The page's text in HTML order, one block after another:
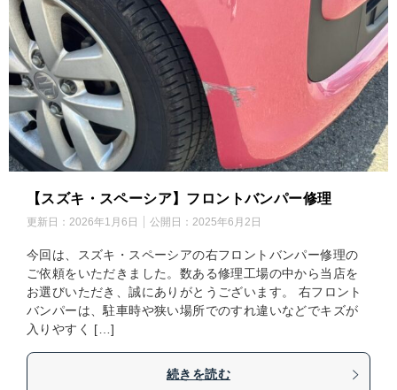
【スズキ・スペーシア】フロントバンパー修理
更新日： 2026年1月6日 公開日： 2025年6月2日
今回は、スズキ・スペーシアの右フロントバンパー修理の
ご依頼をいただきました。数ある修理工場の中から当店を
お選びいただき、誠にありがとうございます。 右フロント
バンパーは、駐車時や狭い場所でのすれ違いなどでキズが
入りやすく […]
続きを読む